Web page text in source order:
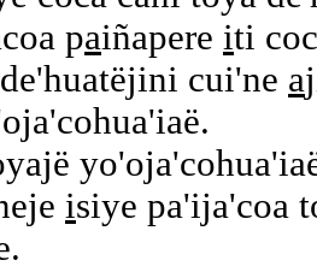
paiñapere iti
cui'ne a
isiye pa'ija'coa